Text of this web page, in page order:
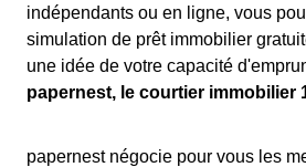
indépendants ou en ligne, vous
simulation de prêt immobilier
une idée de votre capacité
papernest, le courtier immobilier
papernest négocie pour vous les